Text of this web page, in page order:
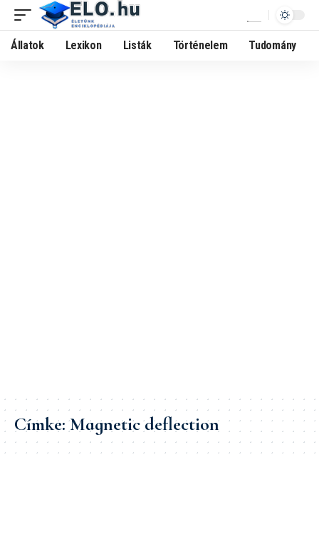
Állatok Lexikon Listák Történelem Tudomány
Címke:Magnetic deflection